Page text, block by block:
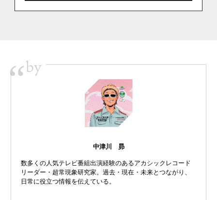
“by
中津川 昴
数多くの人気テレビ番組出演経験のあるアカシックレコード
リーダー・超常現象研究家。過去・現在・未来とつながり、
日常に役立つ情報を伝えている。